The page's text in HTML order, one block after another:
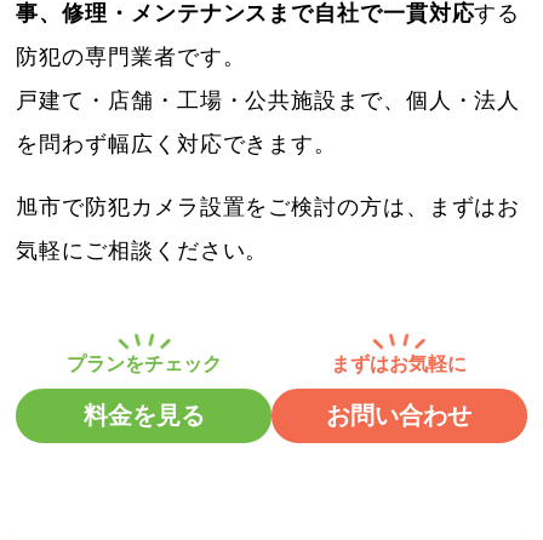
事、修理・メンテナンスまで自社で一貫対応する
防犯の専門業者です。
戸建て・店舗・工場・公共施設まで、個人・法人
を問わず幅広く対応できます。
旭市で防犯カメラ設置をご検討の方は、まずはお
気軽にご相談ください。
料金を見る お問い合わせ